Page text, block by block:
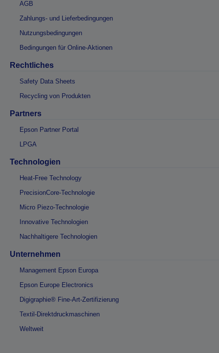
AGB
Zahlungs- und Lieferbedingungen
Nutzungsbedingungen
Bedingungen für Online-Aktionen
Rechtliches
Safety Data Sheets
Recycling von Produkten
Partners
Epson Partner Portal
LPGA
Technologien
Heat-Free Technology
PrecisionCore-Technologie
Micro Piezo-Technologie
Innovative Technologien
Nachhaltigere Technologien
Unternehmen
Management Epson Europa
Epson Europe Electronics
Digigraphie® Fine-Art-Zertifizierung
Textil-Direktdruckmaschinen
Weltweit